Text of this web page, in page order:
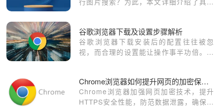
谷歌浏览器下载及设置步骤解析
谷歌浏览器下载安装后的配置往往被忽
视，而合理的设置能让操作事半功倍。深
启增强型安全浏览的方法，通过精细化设
置步骤，全方位提升您的上网隐私系数与
内容获取效率。
Chrome浏览器如何提升网页的加密保护功能
Chrome浏览器加强网页加密技术，提升
HTTPS安全性能，防范数据泄露，确保用